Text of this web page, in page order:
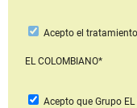
Acepto el
EL COLOMBIANO*
Acepto que Grupo EL